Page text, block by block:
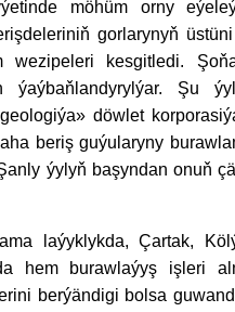
möhüm orny
gorlarynyň
wezipeleri kesgitledi.
Şu
döwlet
beriş guýularyny
ýylyň başyndan onuň
laýyklykda, Çartak,
hem burawlaýyş işleri
berýändigi bolsa